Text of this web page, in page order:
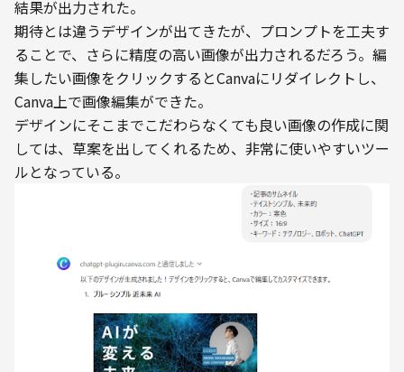
結果が出力された。
期待とは違うデザインが出てきたが、プロンプトを工夫す
ることで、さらに精度の高い画像が出力されるだろう。編
集したい画像をクリックするとCanvaにリダイレクトし、
Canva上で画像編集ができた。
デザインにそこまでこだわらなくても良い画像の作成に関
しては、草案を出してくれるため、非常に使いやすいツー